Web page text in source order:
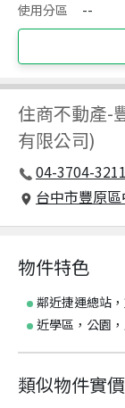
使用分區
--
住商不動產-
有限公司)
04-3704-
台中市豐原
物件特色
鄰近捷運總站
近學區，公園
類似物件實